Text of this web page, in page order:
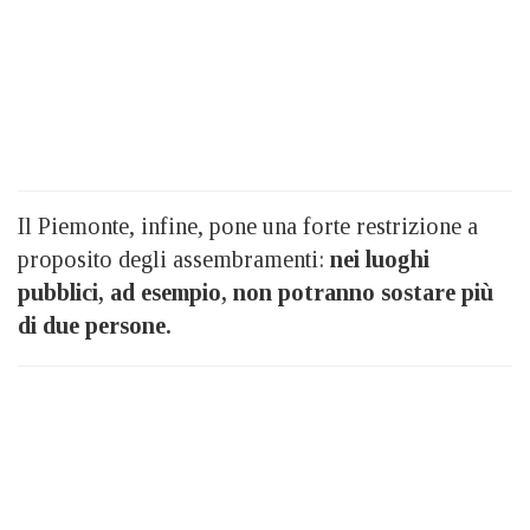
Il Piemonte, infine, pone una forte restrizione a
proposito degli assembramenti: nei luoghi
pubblici, ad esempio, non potranno sostare più
di due persone.